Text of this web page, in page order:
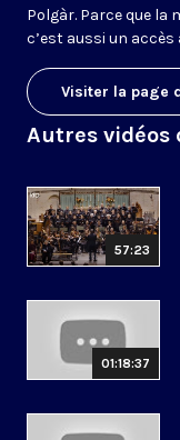
Polgàr. Parce que la
c’est aussi un accès
Visiter la page
Autres vidéos
57:23
01:18:37